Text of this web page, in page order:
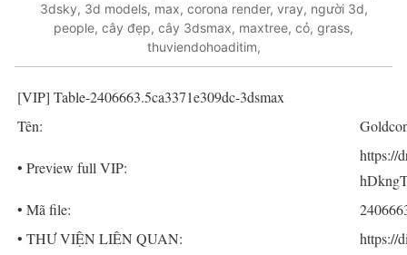
3dsky, 3d models, max, corona render, vray, người 3d,
people, cây đẹp, cây 3dsmax, maxtree, cỏ, grass,
thuviendohoaditim,
[VIP] Table-2406663.5ca3371e309dc-3dsmax
Tên:
• Preview full VIP:
https://
• Mã file:
• THƯ VIỆN LIÊN QUAN:
https://